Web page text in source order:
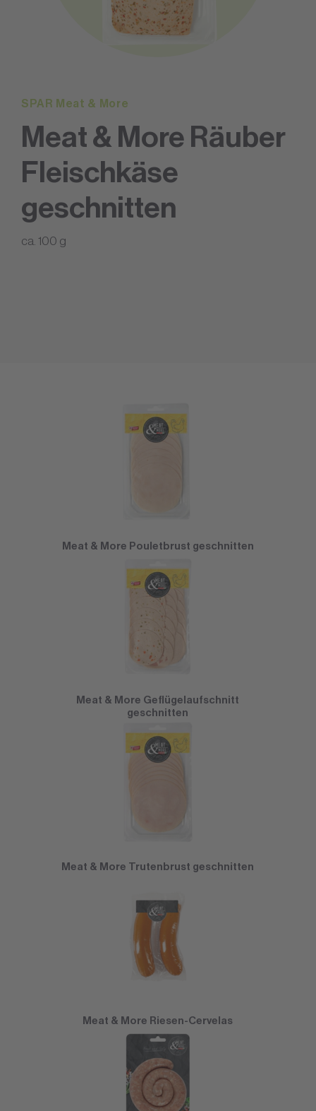
SPAR Meat & More
Meat & More Räuber
Fleischkäse
geschnitten
ca. 100 g
Meat & More Pouletbrust geschnitten
Meat & More Geflügelaufschnitt
geschnitten
Meat & More Trutenbrust geschnitten
Meat & More Riesen-Cervelas